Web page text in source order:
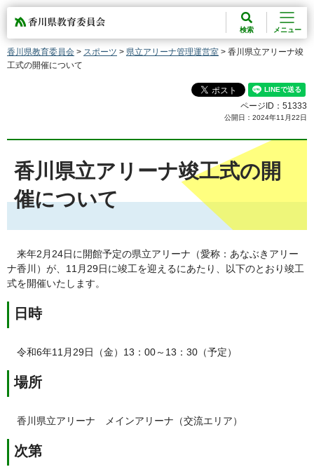
香川県教育委員会
検索 メニュー
香川県教育委員会 > スポーツ > 県立アリーナ管理運営室 > 香川県立アリーナ竣
工式の開催について
ページID：51333
公開日：2024年11月22日
香川県立アリーナ竣工式の開
催について
来年2月24日に開館予定の県立アリーナ（愛称：あなぶきアリー
ナ香川）が、11月29日に竣工を迎えるにあたり、以下のとおり竣工
式を開催いたします。
日時
令和6年11月29日（金）13：00～13：30（予定）
場所
香川県立アリーナ メインアリーナ（交流エリア）
次第